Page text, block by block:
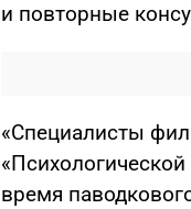
и повторные
«Специалисты
время